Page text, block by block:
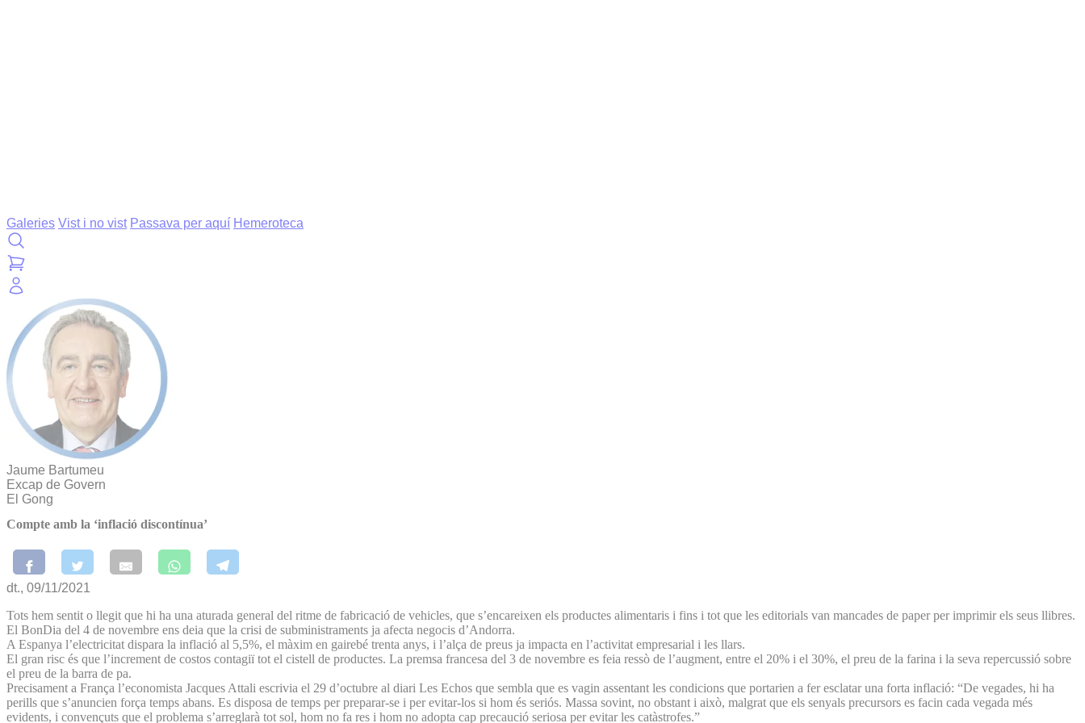
Galeries Vist i no vist Passava per aquí Hemeroteca
Jaume Bartumeu
Excap de Govern
El Gong
Compte amb la ‘inflació discontínua’
dt., 09/11/2021
Tots hem sentit o llegit que hi ha una aturada general del ritme de fabricació de vehicles, que s’encareixen els productes alimentaris i fins i tot que les editorials van mancades de paper per imprimir els seus llibres.
El BonDia del 4 de novembre ens deia que la crisi de subministraments ja afecta negocis d’Andorra.
A Espanya l’electricitat dispara la inflació al 5,5%, el màxim en gairebé trenta anys, i l’alça de preus ja impacta en l’activitat empresarial i les llars.
El gran risc és que l’increment de costos contagiï tot el cistell de productes. La premsa francesa del 3 de novembre es feia ressò de l’augment, entre el 20% i el 30%, el preu de la farina i la seva repercussió sobre
el preu de la barra de pa.
Precisament a França l’economista Jacques Attali escrivia el 29 d’octubre al diari Les Echos que sembla que es vagin assentant les condicions que portarien a fer esclatar una forta inflació: “De vegades, hi ha
perills que s’anuncien força temps abans. Es disposa de temps per preparar-se i per evitar-los si hom és seriós. Massa sovint, no obstant i això, malgrat que els senyals precursors es facin cada vegada més
evidents, i convençuts que el problema s’arreglarà tot sol, hom no fa res i hom no adopta cap precaució seriosa per evitar les catàstrofes.”